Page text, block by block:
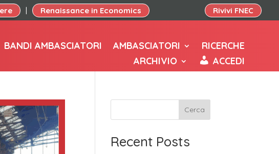
Renaissance in Economics Rivivi FNEC
BANDI AMBASCIATORI AMBASCIATORI
RICERCHE
ARCHIVIO
ACCEDI
Cerca
Recent Posts